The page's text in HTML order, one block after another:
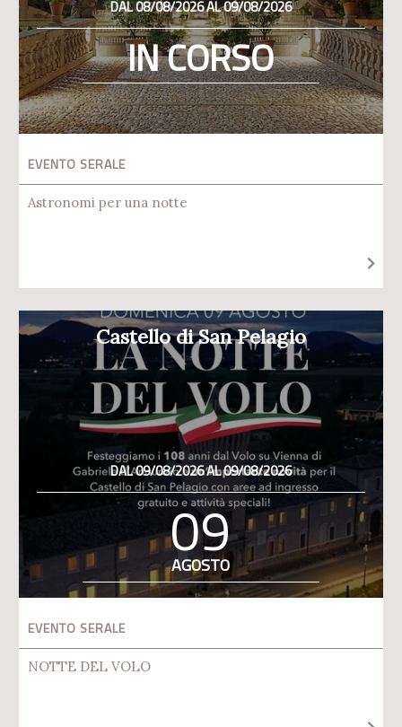
DAL 08/08/2026 AL 09/08/2026
IN CORSO
EVENTO SERALE
Astronomi per una notte
Castello di San Pelagio
DAL 09/08/2026 AL 09/08/2026
09
AGOSTO
EVENTO SERALE
NOTTE DEL VOLO